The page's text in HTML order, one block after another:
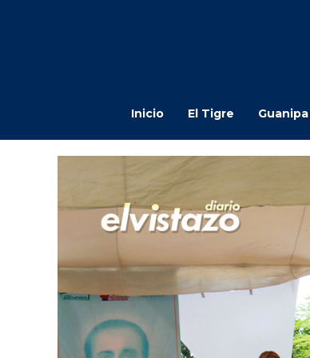
Inicio El Tigre Guanipa